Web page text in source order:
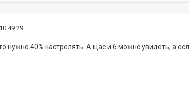
нужно 40% настрелять. А щас и 6 можно увидеть, а